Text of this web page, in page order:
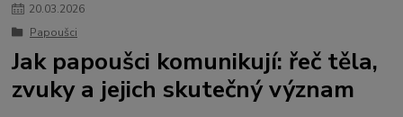
20.03.2026
Papoušci
Jak papoušci komunikují: řeč těla,
zvuky a jejich skutečný význam